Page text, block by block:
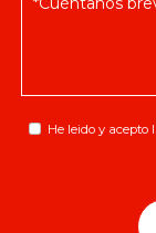
He leido y acepto